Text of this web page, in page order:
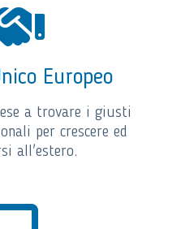
Europeo
a trovare i giusti
per crescere ed
all'estero.